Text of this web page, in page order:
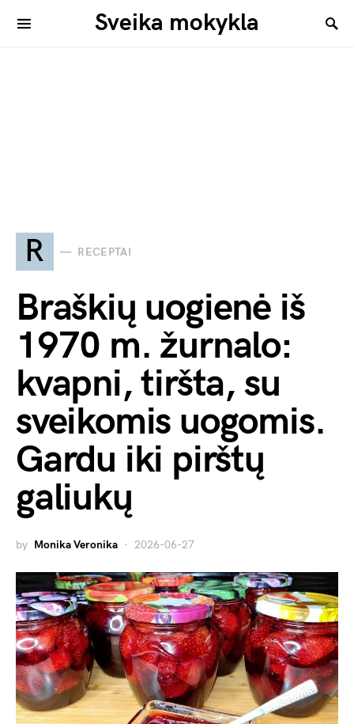
Sveika mokykla
R RECEPTAI
Braškių uogienė iš
1970 m. žurnalo:
kvapni, tiršta, su
sveikomis uogomis.
Gardu iki pirštų
galiukų
by Monika Veronika 2026-06-27